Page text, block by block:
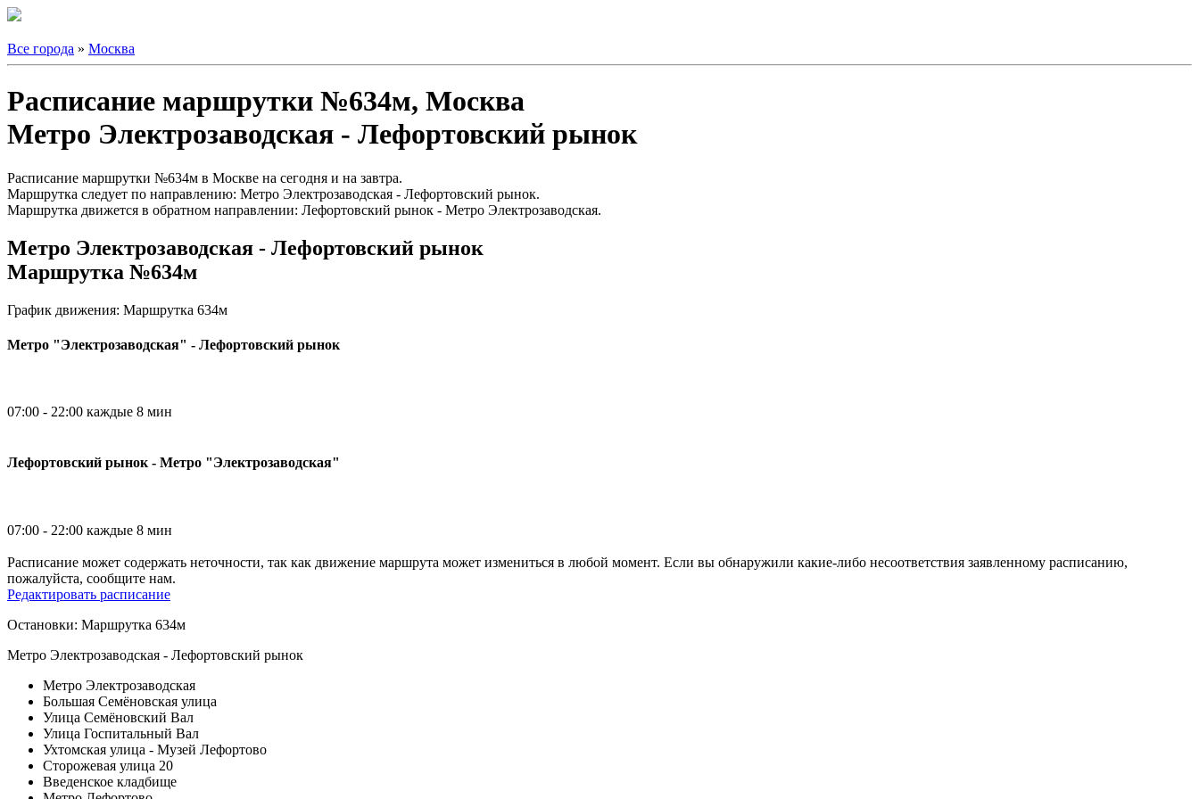
Все города » Москва
Расписание маршрутки №634м, Москва
Метро Электрозаводская - Лефортовский рынок
Расписание маршрутки №634м в Москве на сегодня и на завтра.
Маршрутка следует по направлению: Метро Электрозаводская - Лефортовский рынок.
Маршрутка движется в обратном направлении: Лефортовский рынок - Метро Электрозаводская.
Метро Электрозаводская - Лефортовский рынок
Маршрутка №634м
График движения: Маршрутка 634м
Метро "Электрозаводская" - Лефортовский рынок
07:00 - 22:00 каждые 8 мин
Лефортовский рынок - Метро "Электрозаводская"
07:00 - 22:00 каждые 8 мин
Расписание может содержать неточности, так как движение маршрута может измениться в любой момент. Если вы обнаружили какие-либо несоответствия заявленному расписанию,
пожалуйста, сообщите нам.
Редактировать расписание
Остановки: Маршрутка 634м
Метро Электрозаводская - Лефортовский рынок
Метро Электрозаводская
Большая Семёновская улица
Улица Семёновский Вал
Улица Госпитальный Вал
Ухтомская улица - Музей Лефортово
Сторожевая улица 20
Введенское кладбище